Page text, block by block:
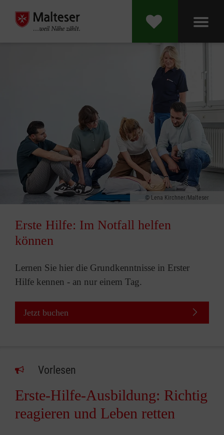
Lena Kirchner/Malteser
Erste Hilfe: Im Notfall helfen
können
Lernen Sie hier die Grundkenntnisse in Erster
Hilfe kennen - an nur einem Tag.
Jetzt buchen
Vorlesen
Erste-Hilfe-Ausbildung: Richtig
reagieren und Leben retten